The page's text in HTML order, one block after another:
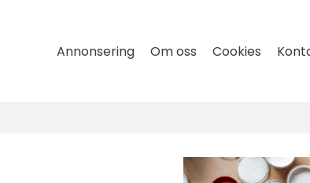
Annonsering Om oss Cookies